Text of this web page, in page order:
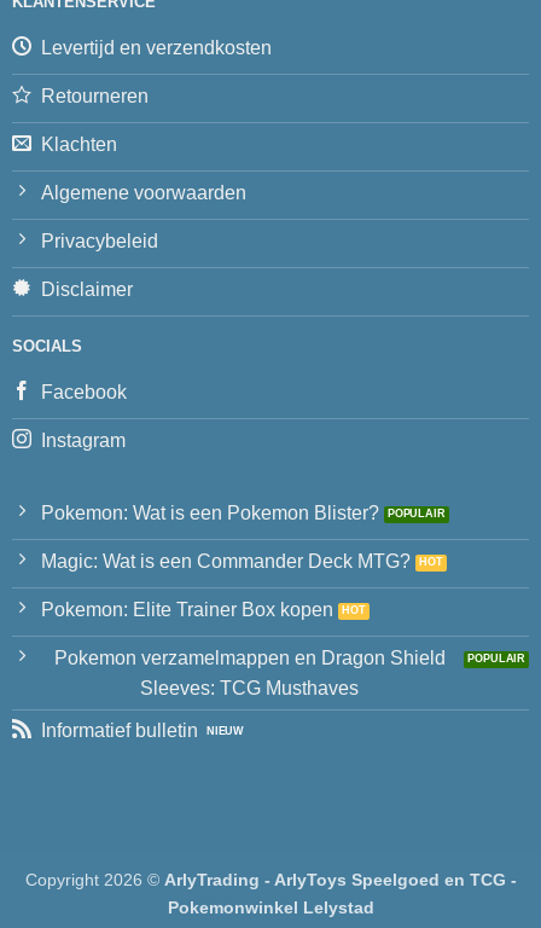
Levertijd en verzendkosten
Retourneren
Klachten
Algemene voorwaarden
Privacybeleid
Disclaimer
SOCIALS
Facebook
Instagram
Pokemon: Wat is een Pokemon Blister?
Magic: Wat is een Commander Deck MTG?
Pokemon: Elite Trainer Box kopen
Pokemon verzamelmappen en Dragon Shield
Sleeves: TCG Musthaves
Informatief bulletin
Copyright 2026 © ArlyTrading - ArlyToys Speelgoed en TCG -
Pokemonwinkel Lelystad